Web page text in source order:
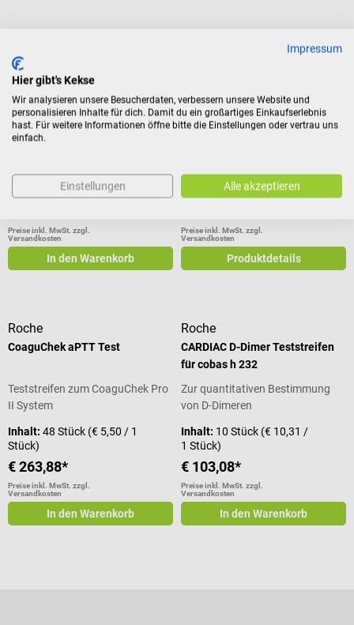
CoaguChek PT Test
Teststreifen zum CoaguChek Pro
II System
Durchschnittliche Bewertung von 5 von 5 Sternen
Inhalt:48 Stück(€ 3,62 / 1
Preise inkl. MwSt. zzgl.
Versandkosten
In den Warenkorb
Ausschlussdiagnostik von
Thrombosen & Lungenembolien
Inhalt:10 Stück(€ 5,75 / 1
Preise inkl. MwSt. zzgl.
Versandkosten
Produktdetails
Roche
CoaguChek aPTT Test
Teststreifen zum CoaguChek Pro
II System
Inhalt: 48 Stück (€ 5,50 / 1
Stück)
€ 263,88*
Preise inkl. MwSt. zzgl.
Versandkosten
In den Warenkorb
Roche
CARDIAC D-Dimer Teststreifen
für cobas h 232
Zur quantitativen Bestimmung
von D-Dimeren
Inhalt: 10 Stück (€ 10,31 /
1 Stück)
€ 103,08*
Preise inkl. MwSt. zzgl.
Versandkosten
In den Warenkorb
Impressum
Hier gibt's Kekse
Wir analysieren unsere Besucherdaten, verbessern unsere Website und
personalisieren Inhalte für dich. Damit du ein großartiges Einkaufserlebnis
hast. Für weitere Informationen öffne bitte die Einstellungen oder vertrau uns
einfach.
Einstellungen Alle akzeptieren